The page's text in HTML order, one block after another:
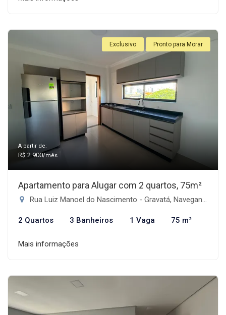
Exclusivo Pronto para Morar
A partir de:
R$ 2.900/mês
Apartamento para Alugar com 2 quartos, 75m²
Rua Luiz Manoel do Nascimento - Gravatá, Navegantes-SC
2 Quartos 3 Banheiros 1 Vaga 75 m²
Mais informações